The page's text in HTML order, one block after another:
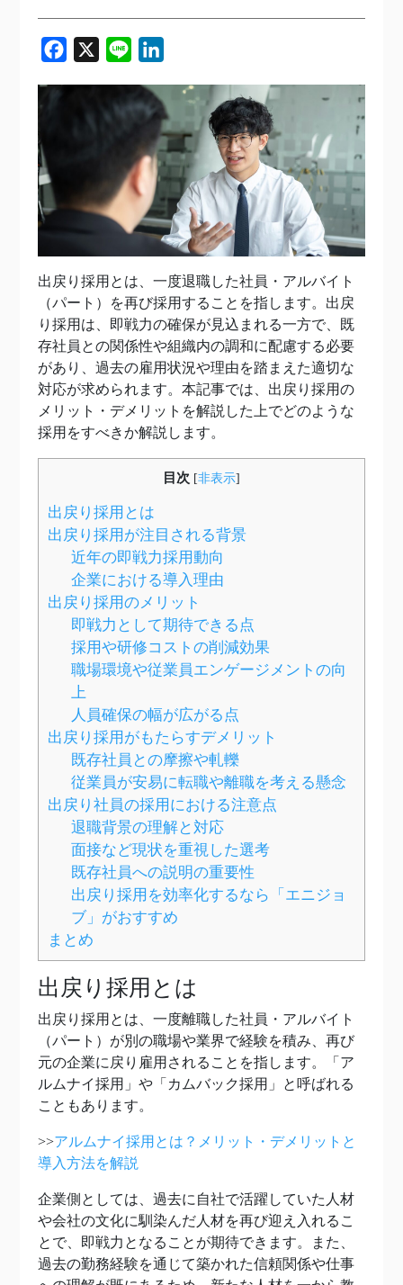
Facebook
X Line
出戻り採用とは、一度退職した社員・アルバイト
（パート）を再び採用することを指します。出戻
り採用は、即戦力の確保が見込まれる一方で、既
存社員との関係性や組織内の調和に配慮する必要
があり、過去の雇用状況や理由を踏まえた適切な
対応が求められます。本記事では、出戻り採用の
メリット・デメリットを解説した上でどのような
採用をすべきか解説します。
目次 [非表示]
出戻り採用とは
出戻り採用が注目される背景
近年の即戦力採用動向
企業における導入理由
出戻り採用のメリット
即戦力として期待できる点
採用や研修コストの削減効果
職場環境や従業員エンゲージメントの向
上
人員確保の幅が広がる点
出戻り採用がもたらすデメリット
既存社員との摩擦や軋轢
従業員が安易に転職や離職を考える懸念
出戻り社員の採用における注意点
退職背景の理解と対応
面接など現状を重視した選考
既存社員への説明の重要性
出戻り採用を効率化するなら「エニジョ
ブ」がおすすめ
まとめ
出戻り採用とは
出戻り採用とは、一度離職した社員・アルバイト
（パート）が別の職場や業界で経験を積み、再び
元の企業に戻り雇用されることを指します。「ア
ルムナイ採用」や「カムバック採用」と呼ばれる
こともあります。
>>アルムナイ採用とは？メリット・デメリットと
導入方法を解説
企業側としては、過去に自社で活躍していた人材
や会社の文化に馴染んだ人材を再び迎え入れるこ
とで、即戦力となることが期待できます。また、
過去の勤務経験を通じて築かれた信頼関係や仕事